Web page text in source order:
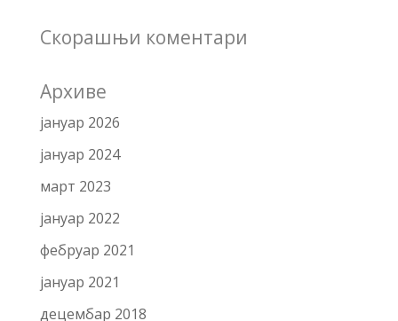
Скорашњи коментари
Архиве
јануар 2026
јануар 2024
март 2023
јануар 2022
фебруар 2021
јануар 2021
децембар 2018